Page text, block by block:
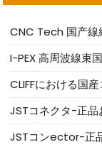
I-PEX 高周波線束
CLIFFにおける国